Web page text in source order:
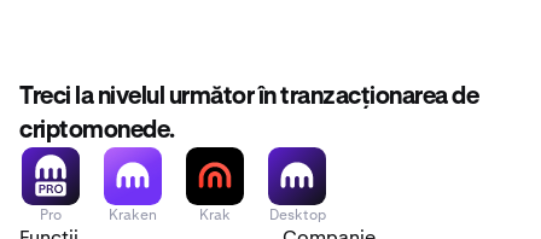
Treci la nivelul următor în tranzacționarea de
criptomonede.
Pro Kraken Krak Desktop